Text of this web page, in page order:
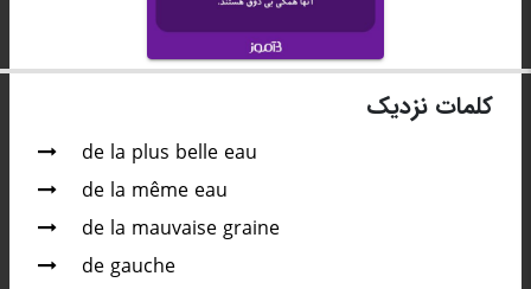
کلمات نزدیک
de la plus belle eau
de la même eau
de la mauvaise graine
de gauche